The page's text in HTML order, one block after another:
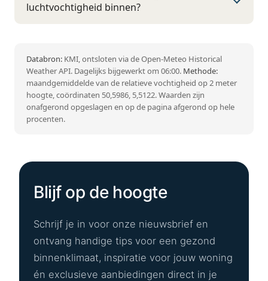
luchtvochtigheid binnen?
Databron: KMI, ontsloten via de Open-Meteo Historical
Weather API. Dagelijks bijgewerkt om 06:00. Methode:
maandgemiddelde van de relatieve vochtigheid op 2 meter
hoogte, coördinaten 50,5986, 5,5122. Waarden zijn
onafgerond opgeslagen en op de pagina afgerond op hele
procenten.
Blijf op de hoogte
Schrijf je in voor onze nieuwsbrief en
ontvang handige tips voor een gezond
binnenklimaat, inspiratie voor jouw woning
én exclusieve aanbiedingen direct in je